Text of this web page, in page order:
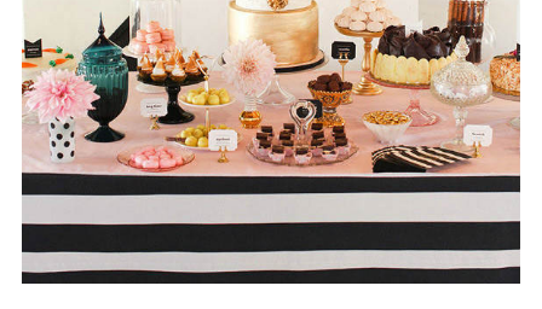
S
e
a
r
c
h
f